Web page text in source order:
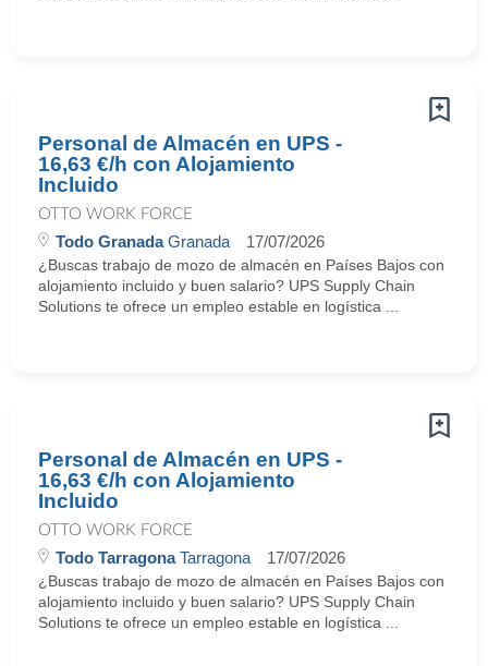
Personal de Almacén en UPS -
16,63 €/h con Alojamiento
Incluido
OTTO WORK FORCE
Todo GranadaGranada 17/07/2026
¿Buscas trabajo de mozo de almacén en Países Bajos con
alojamiento incluido y buen salario? UPS Supply Chain
Solutions te ofrece un empleo estable en logística ...
Personal de Almacén en UPS -
16,63 €/h con Alojamiento
Incluido
OTTO WORK FORCE
Todo TarragonaTarragona 17/07/2026
¿Buscas trabajo de mozo de almacén en Países Bajos con
alojamiento incluido y buen salario? UPS Supply Chain
Solutions te ofrece un empleo estable en logística ...